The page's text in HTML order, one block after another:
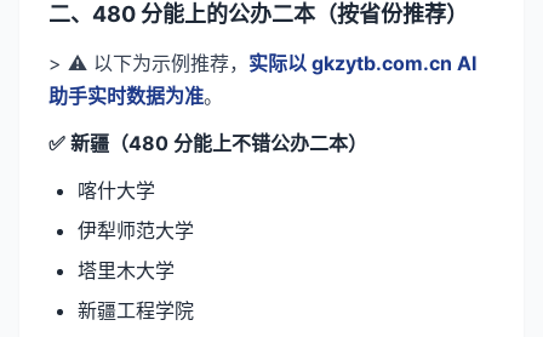
二、480 分能上的公办二本（按省份推荐）
> ⚠️ 以下为示例推荐， 实际以 gkzytb.com.cn AI
助手实时数据为准。
✅ 新疆（480 分能上不错公办二本）
喀什大学
伊犁师范大学
塔里木大学
新疆工程学院